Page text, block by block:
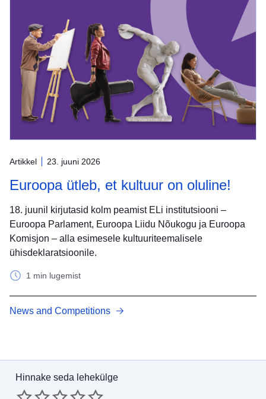
Artikkel 23. juuni 2026
Euroopa ütleb, et kultuur on oluline!
18. juunil kirjutasid kolm peamist ELi institutsiooni –
Euroopa Parlament, Euroopa Liidu Nõukogu ja Euroopa
Komisjon – alla esimesele kultuuriteemalisele
ühisdeklaratsioonile.
1 min lugemist
News and Competitions
Hinnake seda lehekülge